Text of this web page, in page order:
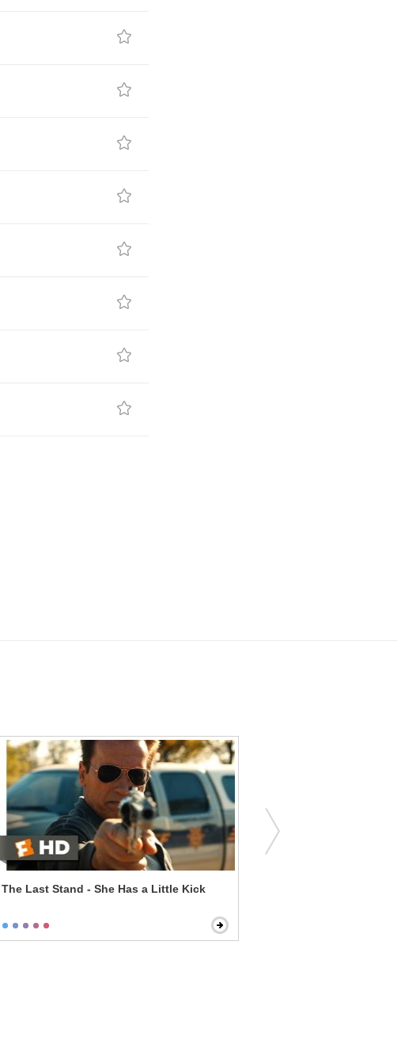
The Last Stand - She Has a Little Kick